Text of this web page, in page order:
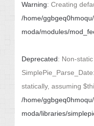
Warning: Creating
/home/
moda/modules/
Deprecated: Non-
statically, assuming
/home/
moda/libraries/